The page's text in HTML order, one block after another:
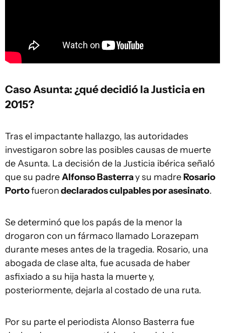
Caso Asunta: ¿qué decidió la Justicia en
2015?
Tras el impactante hallazgo, las autoridades
investigaron sobre las posibles causas de muerte
de Asunta. La decisión de la Justicia ibérica señaló
que su padreAlfonso Basterray su madreRosario
Portofuerondeclarados culpables por asesinato.
Se determinó que los papás de la menor la
drogaron con un fármaco llamado Lorazepam
durante meses antes de la tragedia. Rosario, una
abogada de clase alta, fue acusada de haber
asfixiado a su hija hasta la muerte y,
posteriormente, dejarla al costado de una ruta.
Por su parte el periodista Alonso Basterra fue